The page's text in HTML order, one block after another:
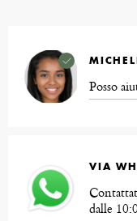
Posso
VIA
dalle